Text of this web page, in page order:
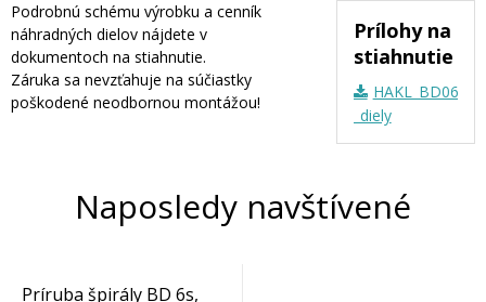
Prílohy na
stiahnutie
_diely
Podrobnú schému výrobku a cenník
náhradných dielov nájdete v
dokumentoch na stiahnutie.
Záruka sa nevzťahuje na súčiastky
poškodené neodbornou montážou!
Naposledy navštívené
Príruba špirály BD 6s,